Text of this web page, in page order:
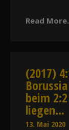
Read
(2017)
beim
liegen…
13. Mai 2020